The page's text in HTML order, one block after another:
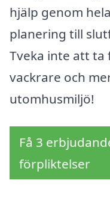
hjälp genom
planering till
Tveka inte att
vackrare och
utomhusmiljö!
Få 3
förpliktelser